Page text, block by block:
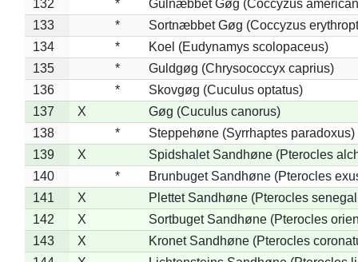
132
*
Gulnæbbet Gøg (Coccyzus
133
*
Sortnæbbet Gøg (Coccyzus
134
*
Koel (Eudynamys scolopaceus)
135
*
Guldgøg (Chrysococcyx caprius)
136
*
Skovgøg (Cuculus optatus)
137
X
Gøg (Cuculus canorus)
138
*
Steppehøne (Syrrhaptes paradoxus)
139
X
Spidshalet Sandhøne (Pterocles
140
*
Brunbuget Sandhøne (Pterocles
141
X
Plettet Sandhøne (Pterocles
142
X
Sortbuget Sandhøne (Pterocles
143
X
Kronet Sandhøne (Pterocles